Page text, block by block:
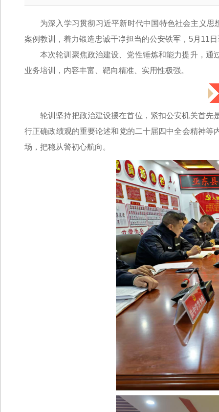
为深入学习贯彻习近平新时代中国特色社会主义
案例教训，着力锻造忠诚干净担当的公安铁军，5月11
本次轮训聚焦政治建设、党性锤炼和能力提升，
业务培训，内容丰富、靶向精准、实用性极强。
轮训坚持把政治建设摆在首位，紧扣公安机关首
行正确政绩观的重要论述和党的二十届四中全会精神
场，把稳从警初心航向。